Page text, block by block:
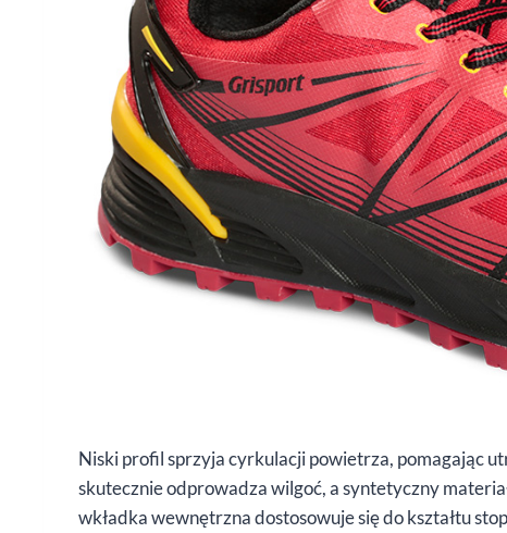
Niski profil sprzyja cyrkulacji powietrza, pomagając
skutecznie odprowadza wilgoć, a syntetyczny
wkładka wewnętrzna dostosowuje się do kształtu